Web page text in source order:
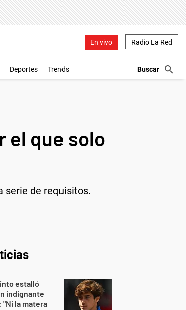
En vivo Radio La Red
Deportes Trends
el que solo
serie de requisitos.
estalló
indignante
la matera